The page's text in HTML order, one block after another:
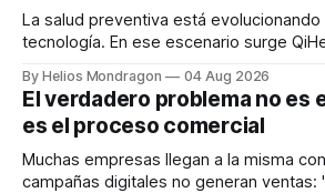
La salud preventiva está evolucionando
tecnología. En ese escenario surge
dispositivos inteligentes, inteligencia
en tiempo real para ayudar a las
decisiones sobre su salud metabólica.
responder
By Helios Mondragon 04 Aug 2026
El verdadero problema no es
es el proceso comercial
Muchas empresas llegan a la misma
campañas digitales no generan ventas: